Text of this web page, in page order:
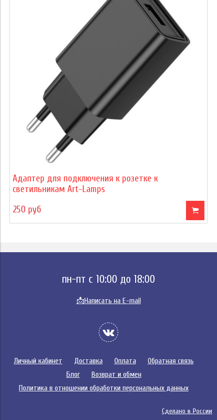
Адаптер для подключения к розетке к
светильникам Art-Lamps
250 руб
пн-пт с 10:00 до 18:00
📩Написать на E-mail
Личный кабинет Доставка Оплата
Обратная связь
Блог
Возврат и обмен
Политика в отношении обработки персональных данных
Сделано в России